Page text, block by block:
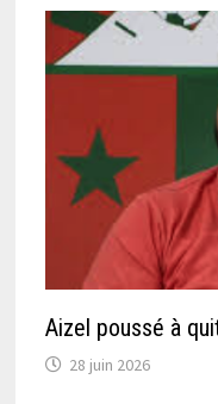
Aizel poussé à
28 juin 2026